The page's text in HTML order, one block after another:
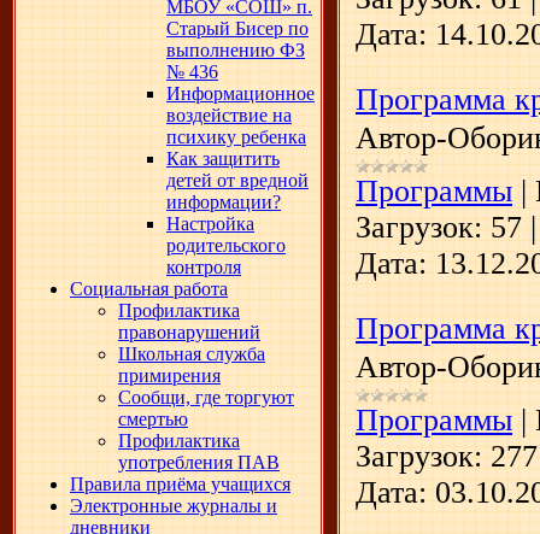
МБОУ «СОШ» п.
Старый Бисер по
выполнению ФЗ
№ 436
Информационное
воздействие на
психику ребенка
Как защитить
детей от вредной
информации?
Настройка
родительского
контроля
Социальная работа
Профилактика
правонарушений
Школьная служба
примирения
Сообщи, где торгуют
смертью
Профилактика
употребления ПАВ
Правила приёма учащихся
Электронные журналы и
дневники
Дата:
Программа
Автор-
Программы |
Загрузок: 57
Дата:
Программа
Автор-
Программы |
Загрузок: 277
Дата: